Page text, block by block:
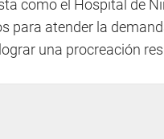
como el Hospital de
para atender la
una procreación